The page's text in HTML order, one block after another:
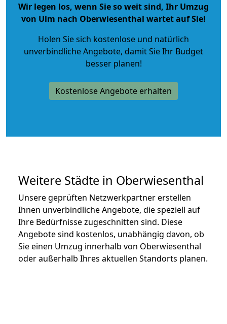
Wir legen los, wenn Sie so weit sind, Ihr Umzug
von Ulm nach Oberwiesenthal wartet auf Sie!
Holen Sie sich kostenlose und natürlich
unverbindliche Angebote, damit Sie Ihr Budget
besser planen!
Kostenlose Angebote erhalten
Weitere Städte in Oberwiesenthal
Unsere geprüften Netzwerkpartner erstellen
Ihnen unverbindliche Angebote, die speziell auf
Ihre Bedürfnisse zugeschnitten sind. Diese
Angebote sind kostenlos, unabhängig davon, ob
Sie einen Umzug innerhalb von Oberwiesenthal
oder außerhalb Ihres aktuellen Standorts planen.